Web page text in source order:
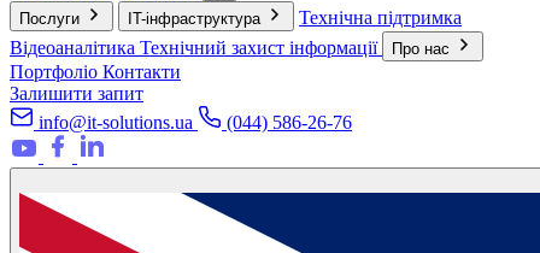
Послуги IT-інфраструктура
Технічна підтримка
Відеоаналітика Технічний захист інформації Про нас
Портфоліо Контакти
Залишити запит
info@it-solutions.ua
(044) 586-26-76